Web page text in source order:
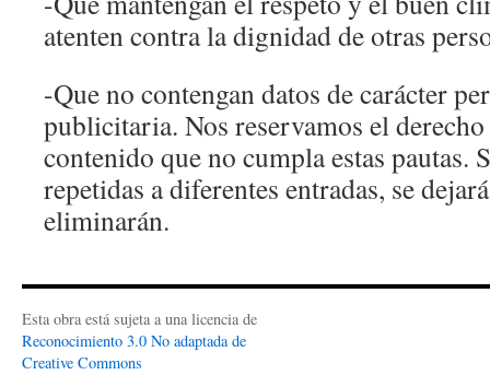
atenten contra la dignidad de otras
-Que no contengan datos de carácter
publicitaria. Nos reservamos el
contenido que no cumpla estas pautas.
repetidas a diferentes entradas, se
eliminarán.
Esta obra está sujeta a una licencia de
Reconocimiento 3.0 No adaptada de
Creative Commons